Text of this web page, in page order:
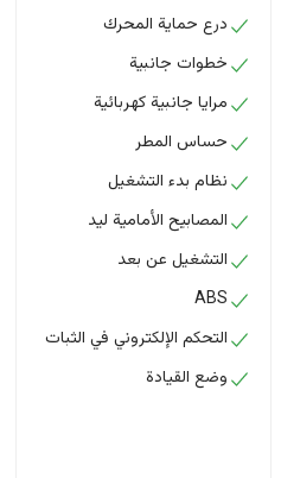
درع حماية المحرك
خطوات جانبية
مرايا جانبية كهربائية
حساس المطر
نظام بدء التشغيل
المصابيح الأمامية ليد
التشغيل عن بعد
ABS
التحكم الإلكتروني في الثبات
وضع القيادة